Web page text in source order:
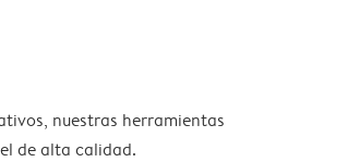
nuestras herramientas
de alta calidad.